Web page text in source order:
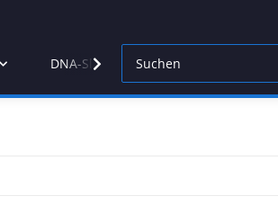
DNA-Slamjam Farbe des Monats